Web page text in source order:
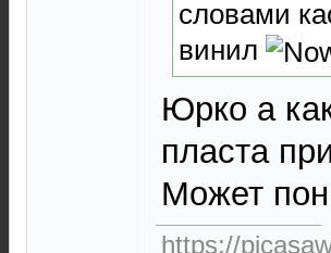
словами
винил
Юрко а
пласта
Может
https://